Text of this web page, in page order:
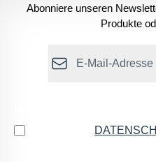
Abonniere unseren
Produkte